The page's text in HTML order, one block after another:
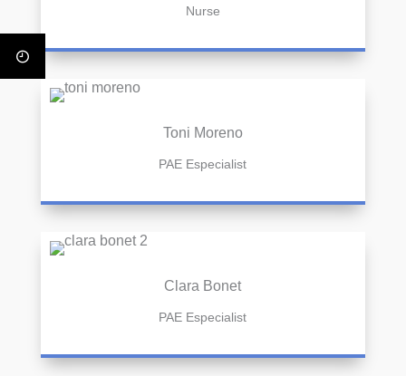
Nurse
Toni Moreno
PAE Especialist
Clara Bonet
PAE Especialist